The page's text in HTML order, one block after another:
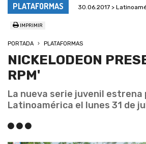
PLATAFORMAS 30.06.2017 >
IMPRIMIR
PORTADA PLATAFORMAS
NICKELODEON
RPM'
La nueva serie juvenil estrena
Latinoamérica el lunes 31 de